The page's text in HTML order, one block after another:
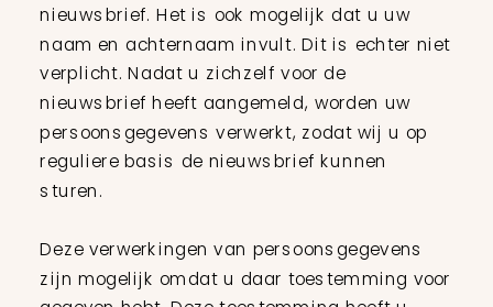
nieuwsbrief. Het is ook mogelijk dat u uw
naam en achternaam invult. Dit is echter niet
verplicht. Nadat u zichzelf voor de
nieuwsbrief heeft aangemeld, worden uw
persoonsgegevens verwerkt, zodat wij u op
reguliere basis de nieuwsbrief kunnen
sturen.
Deze verwerkingen van persoonsgegevens
zijn mogelijk omdat u daar toestemming voor